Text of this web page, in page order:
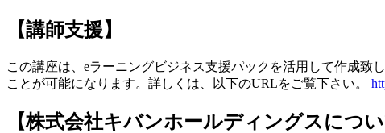
【講師支援】
この講座は、eラーニングビジネス支援パックを活用して作成致
ことが可能になります。詳しくは、以下のURLをご覧下さい。
【株式会社キバンホールディングスについ